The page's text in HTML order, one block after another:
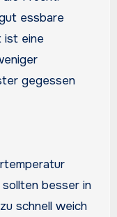
essbare
ist eine
gegessen
besser in
schnell weich